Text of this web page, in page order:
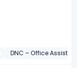
DNC – Office